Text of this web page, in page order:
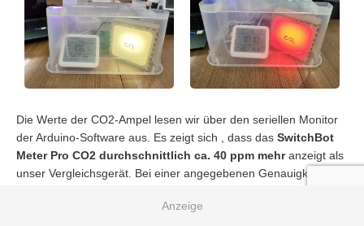
Die Werte der CO2-Ampel lesen wir über den seriellen Monitor
der Arduino-Software aus. Es zeigt sich , dass das SwitchBot
Meter Pro CO2 durchschnittlich ca. 40 ppm mehranzeigt als
unser Vergleichsgerät. Bei einer angegebenen Genauigkeit von